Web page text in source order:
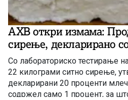
АХВ откри измама:
сирење, декларирано
Со лабораториско тестирање
22 килограми ситно сирење,
декларирани 20 проценти
содржел само 1 процент, за